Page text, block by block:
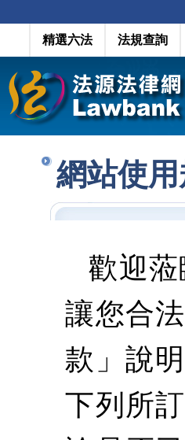
精選六法 法規查詢
網站使
歡迎
讓您合
款」說
下列所